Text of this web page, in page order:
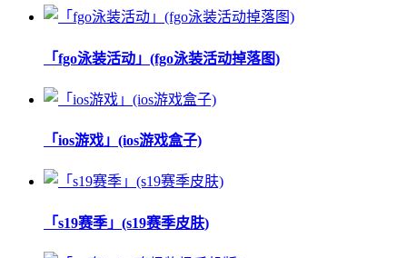
「fgo泳装活动」(fgo泳装活动掉落图)
「ios游戏」(ios游戏盒子)
「s19赛季」(s19赛季皮肤)